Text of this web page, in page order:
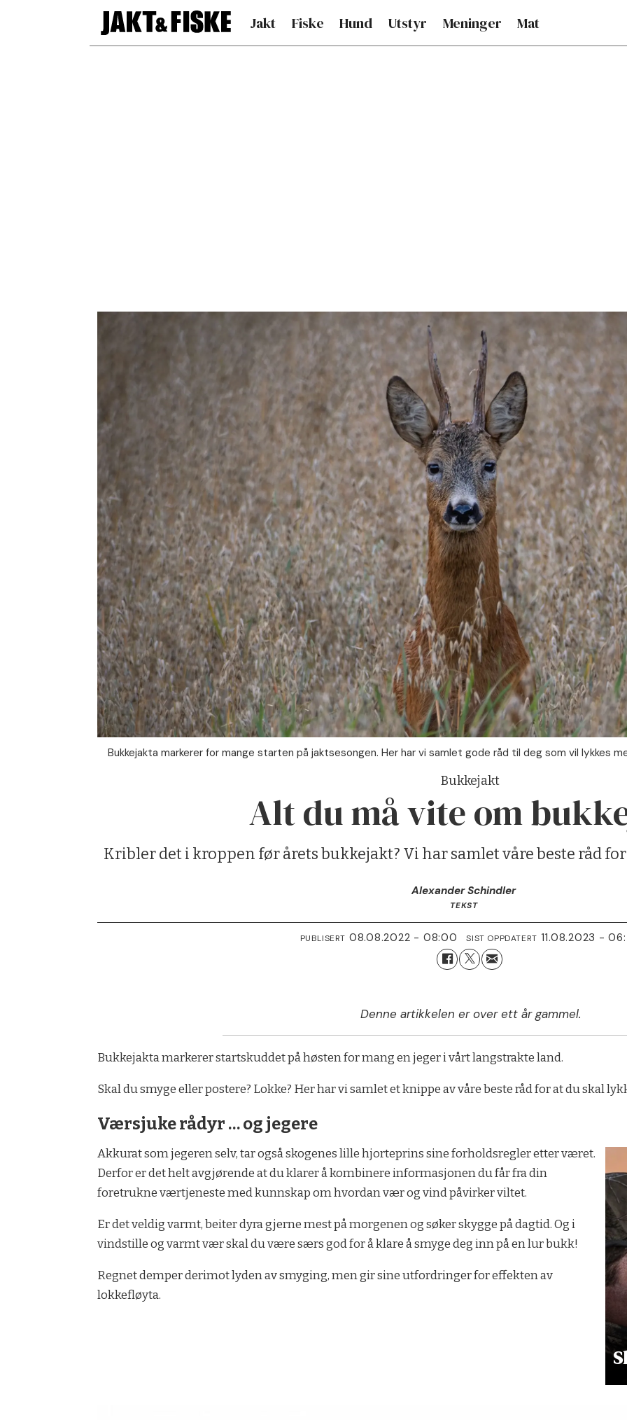
Jakt Fiske Hund Utstyr Meninger Mat
Bukkejakta markerer for mange starten på jaktsesongen. Her har vi samlet gode råd til deg som vil lykkes
Bukkejakt
Alt du må vite om
Kribler det i kroppen før årets bukkejakt? Vi har samlet våre beste råd
Alexander Schindler
TEKST
PUBLISERT 08.08.2022 - 08:00 SIST OPPDATERT 11.08.2023 -
Denne artikkelen er over ett år gammel.
Bukkejakta markerer startskuddet på høsten for mang en jeger i vårt langstrakte land.
Skal du smyge eller postere? Lokke? Her har vi samlet et knippe av våre beste råd for at du skal
Værsjuke rådyr … og jegere
Akkurat som jegeren selv, tar også skogenes lille hjorteprins sine forholdsregler etter været.
Derfor er det helt avgjørende at du klarer å kombinere informasjonen du får fra din
foretrukne værtjeneste med kunnskap om hvordan vær og vind påvirker viltet.
Er det veldig varmt, beiter dyra gjerne mest på morgenen og søker skygge på dagtid. Og i
vindstille og varmt vær skal du være særs god for å klare å smyge deg inn på en lur bukk!
Regnet demper derimot lyden av smyging, men gir sine utfordringer for effekten av
lokkefløyta.